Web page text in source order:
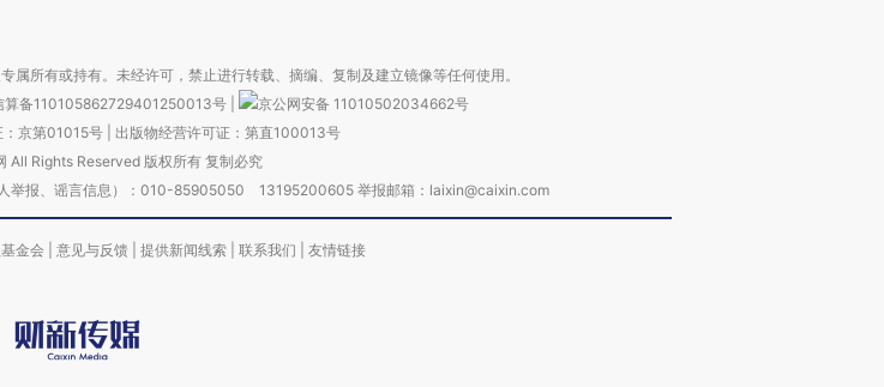
属所有或持有。未经许可，禁止进行转载、摘编、复制及建立镜像等任何使用。
算备110105862729401250013号
京公网安备 11010502034662号
：京第01015号| 出版物经营许可证：第直100013号
All Rights Reserved 版权所有 复制必究
举报、谣言信息）：010-85905050 13195200605 举报邮箱：laixin@caixin.com
金会 意见与反馈 提供新闻线索 联系我们 友情链接